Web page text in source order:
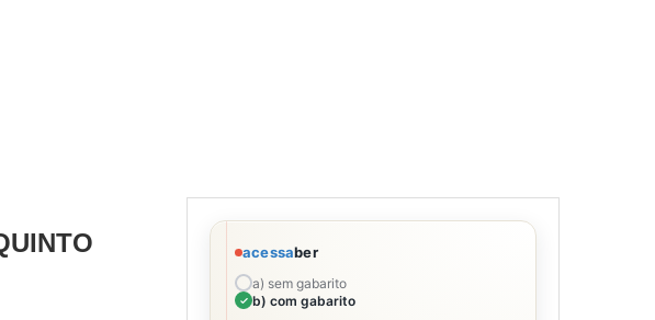
acessaber
a) sem gabarito
b) com gabarito